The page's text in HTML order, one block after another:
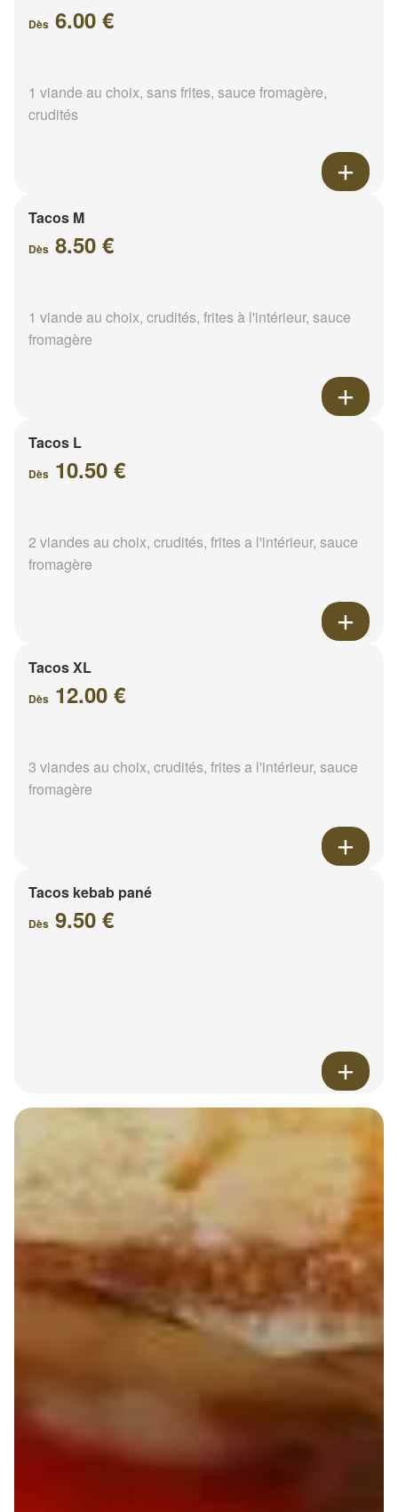
Dès 6.00 €
1 viande au choix, sans frites, sauce fromagère,
crudités
Tacos M
Dès 8.50 €
1 viande au choix, crudités, frites à l'intérieur, sauce
fromagère
Tacos L
Dès 10.50 €
2 viandes au choix, crudités, frites a l'intérieur, sauce
fromagère
Tacos XL
Dès 12.00 €
3 viandes au choix, crudités, frites a l'intérieur, sauce
fromagère
Tacos kebab pané
Dès 9.50 €